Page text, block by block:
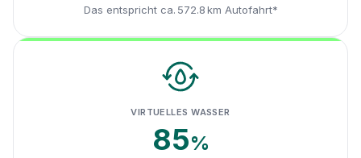
Das entspricht ca. 572.8 km Autofahrt*
VIRTUELLES WASSER
85%